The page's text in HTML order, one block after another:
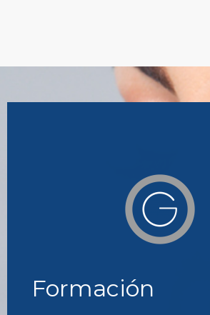
Formación